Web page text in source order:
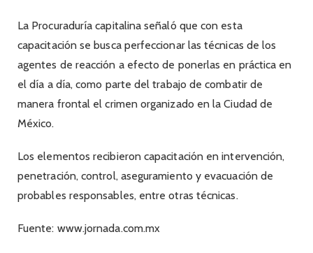
La Procuraduría capitalina señaló que con esta
capacitación se busca perfeccionar las técnicas de los
agentes de reacción a efecto de ponerlas en práctica en
el día a día, como parte del trabajo de combatir de
manera frontal el crimen organizado en la Ciudad de
México.
Los elementos recibieron capacitación en intervención,
penetración, control, aseguramiento y evacuación de
probables responsables, entre otras técnicas.
Fuente: www.jornada.com.mx